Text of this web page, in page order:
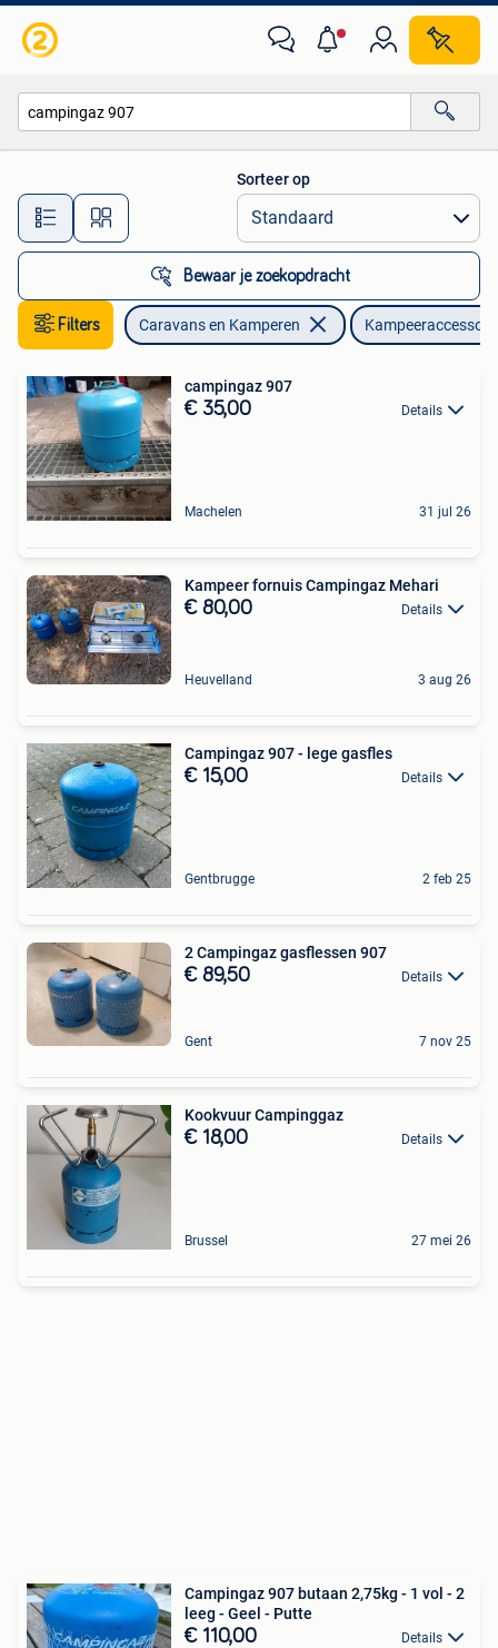
Alle afstanden…
Sorteer op
Bewaar je zoekopdracht
Filters Caravans en Kamperen
campingaz 907
€ 35,00 Details
Machelen 31 jul 26
Kampeer fornuis Campingaz Mehari
€ 80,00 Details
Heuvelland 3 aug 26
Campingaz 907 - lege gasfles
€ 15,00 Details
Gentbrugge 2 feb 25
2 Campingaz gasflessen 907
€ 89,50 Details
Gent 7 nov 25
Kookvuur Campinggaz
€ 18,00 Details
Brussel 27 mei 26
Campingaz 907 butaan 2,75kg - 1 vol - 2
leeg - Geel - Putte
€ 110,00 Details